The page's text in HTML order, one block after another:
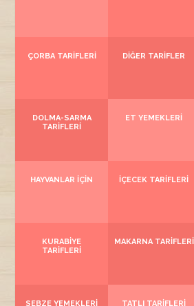
ÇORBA TARIFLERI DIĞER TARIFLER
DOLMA-SARMA
TARIFLERI
ET YEMEKLERI
HAYVANLAR İÇIN İÇECEK TARIFLERI
KURABIYE
TARIFLERI
MAKARNA TARIFLERI
SEBZE YEMEKLERI TATLI TARIFLERI